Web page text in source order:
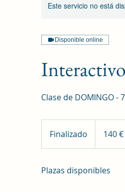
Este servicio no está
Disponible online
Clase de DOMINGO -
Finalizado
i
a
140 €
Plazas disponibles